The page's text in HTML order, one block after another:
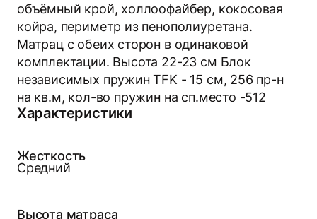
объёмный крой, холлоофайбер, кокосовая
койра, периметр из пенополиуретана.
Матрац с обеих сторон в одинаковой
комплектации. Высота 22-23 см Блок
независимых пружин TFK - 15 см, 256 пр-н
на кв.м, кол-во пружин на сп.место -512
Характеристики
Жесткость
Средний
Высота матраса